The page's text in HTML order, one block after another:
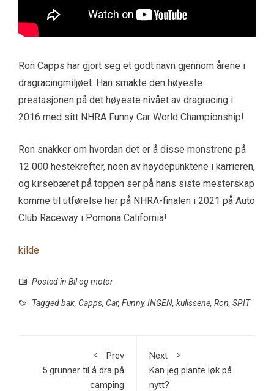
Ron Capps har gjort seg et godt navn gjennom årene i
dragracingmiljøet. Han smakte den høyeste
prestasjonen på det høyeste nivået av dragracing i
2016 med sitt NHRA Funny Car World Championship!
Ron snakker om hvordan det er å disse monstrene på
12 000 hestekrefter, noen av høydepunktene i karrieren,
og kirsebæret på toppen ser på hans siste mesterskap
komme til utførelse her på NHRA-finalen i 2021 på Auto
Club Raceway i Pomona California!
kilde
Posted in Bil og motor
Taggedbak, Capps, Car, Funny, INGEN, kulissene, Ron, SPIT
Prev
5 grunner til å dra på
camping
Next
Kan jeg plante løk på
nytt?